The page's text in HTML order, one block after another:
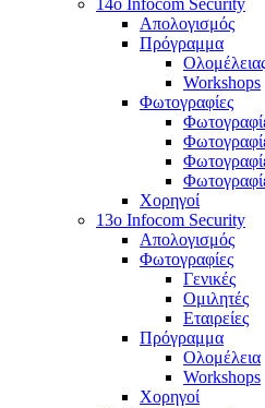
14o Infocom Security
Απολογισμός
Πρόγραμμα
Workshops
Φωτογραφίες
Χορηγοί
13o Infocom Security
Απολογισμός
Φωτογραφίες
Γενικές
Ομιλητές
Εταιρείες
Πρόγραμμα
Ολομέλεια
Workshops
Χορηγοί